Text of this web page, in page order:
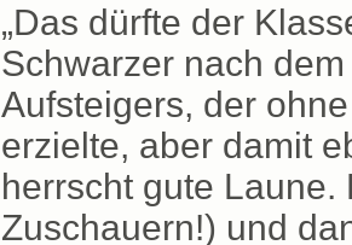
„Das dürfte der
Schwarzer nach
Aufsteigers, der
erzielte, aber damit
herrscht gute
Zuschauern!) und